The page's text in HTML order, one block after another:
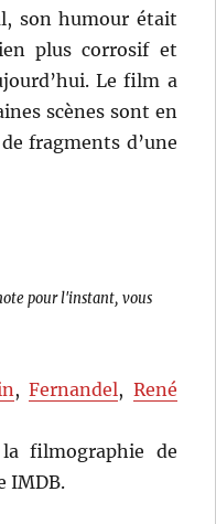
son humour était
plus corrosif et
Le film a
scènes sont en
fragments d’une
pour l'instant, vous
,Fernandel, René
filmographie de
IMDB.